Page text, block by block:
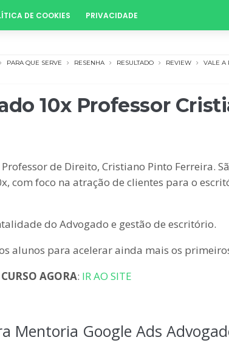
DE COOKIES PRIVACIDADE
PARA QUE SERVE RESENHA RESULTADO REVIEW VALE A
10x Professor
de Direito, Cristiano Pinto Ferreira.
foco na atração de clientes para o
do Advogado e gestão de escritório.
alunos para acelerar ainda mais os
AGORA: IR AO SITE
Mentoria Google Ads